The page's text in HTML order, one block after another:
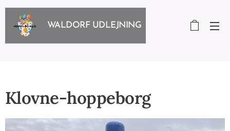
WALDORF UDLEJNING
Klovne-hoppeborg